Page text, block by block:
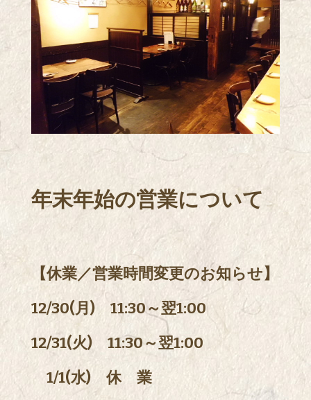
年末年始の営業について
【休業／営業時間変更のお知らせ】
12/30(月) 11:30～翌1:00
12/31(火) 11:30～翌1:00
1/1(水) 休 業